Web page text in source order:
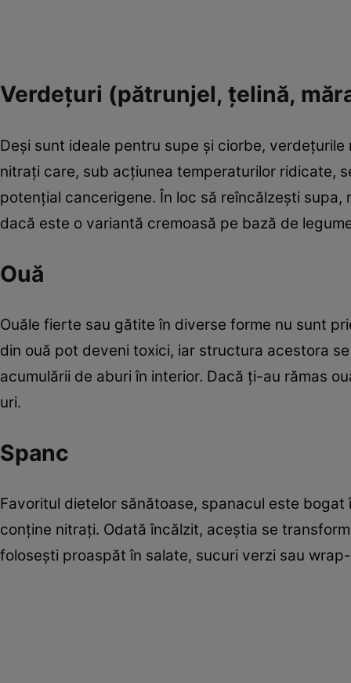
Verdețuri (pătrunjel, țelină,
Deși sunt ideale pentru supe și ciorbe,
nitrați care, sub acțiunea temperaturilor ridicate,
potențial cancerigene. În loc să reîncălzești
dacă este o variantă cremoasă pe bază de
Ouă
Ouăle fierte sau gătite în diverse forme nu sunt
din ouă pot deveni toxici, iar structura acestora
acumulării de aburi în interior. Dacă ți-au rămas
uri.
Spanc
Favoritul dietelor sănătoase, spanacul este
conține nitrați. Odată încălzit, aceștia se
folosești proaspăt în salate, sucuri verzi sau